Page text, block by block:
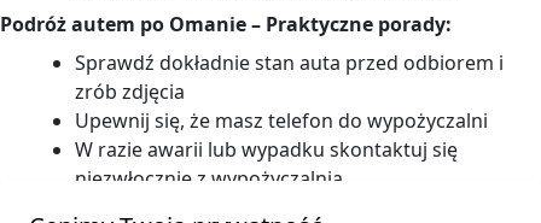
Podróż autem po Omanie – Praktyczne porady:
Sprawdź dokładnie stan auta przed odbiorem i
zrób zdjęcia
Upewnij się, że masz telefon do wypożyczalni
W razie awarii lub wypadku skontaktuj się
niezwłocznie z wypożyczalnią